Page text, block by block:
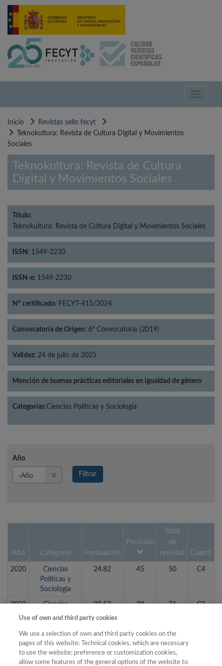
Pasar
contenido
Toggle
Inicio
Revistas sello fecyt
Teknokultura: Revista de Cultura Digital y Movimientos
Sociales
Teknokultura: Revista de Cultura
Digital y Movimientos Sociales
Título:
Teknokultura: Revista de Cultura Digital y Movimientos Sociales
ISSN: 1549-2230
ISSN-e: 1549-2230
Nº certificado: FECYT-415/2024
Convocatoria de Origen: 6ª Convocatoria (2019)
Validez: 24 de julio de 2025
Mención de buenas prácticas editoriales en igualdad de género
Categorías:Ciencias Políticas y Sociología
Año
Filtrar
Año Categoría Puntuación
Posición
Total
de
revistas
Cuartil
2020
Ciencias
Políticas y
Sociología
24.82 45 50 C4
2022
Ciencias
Políticas y
30.52 38 71 C3
Ciencias
Políticas y
Sociología
27.13 28
Use of own and third party cookies
We use a selection of own and third party cookies on the
pages of this website: Technical cookies, which are necessary
to use the website; preference or customization cookies,
allow some features of the general options of the website to